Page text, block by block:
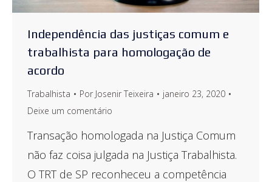
Independência das justiças comum e
trabalhista para homologação de
acordo
Trabalhista Por Josenir Teixeira
janeiro 23, 2020
Deixe um comentário
Transação homologada na Justiça Comum
não faz coisa julgada na Justiça Trabalhista.
O TRT de SP reconheceu a competência